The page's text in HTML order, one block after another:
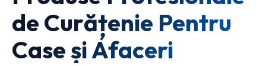
de Curățenie Pentru
Case și Afaceri